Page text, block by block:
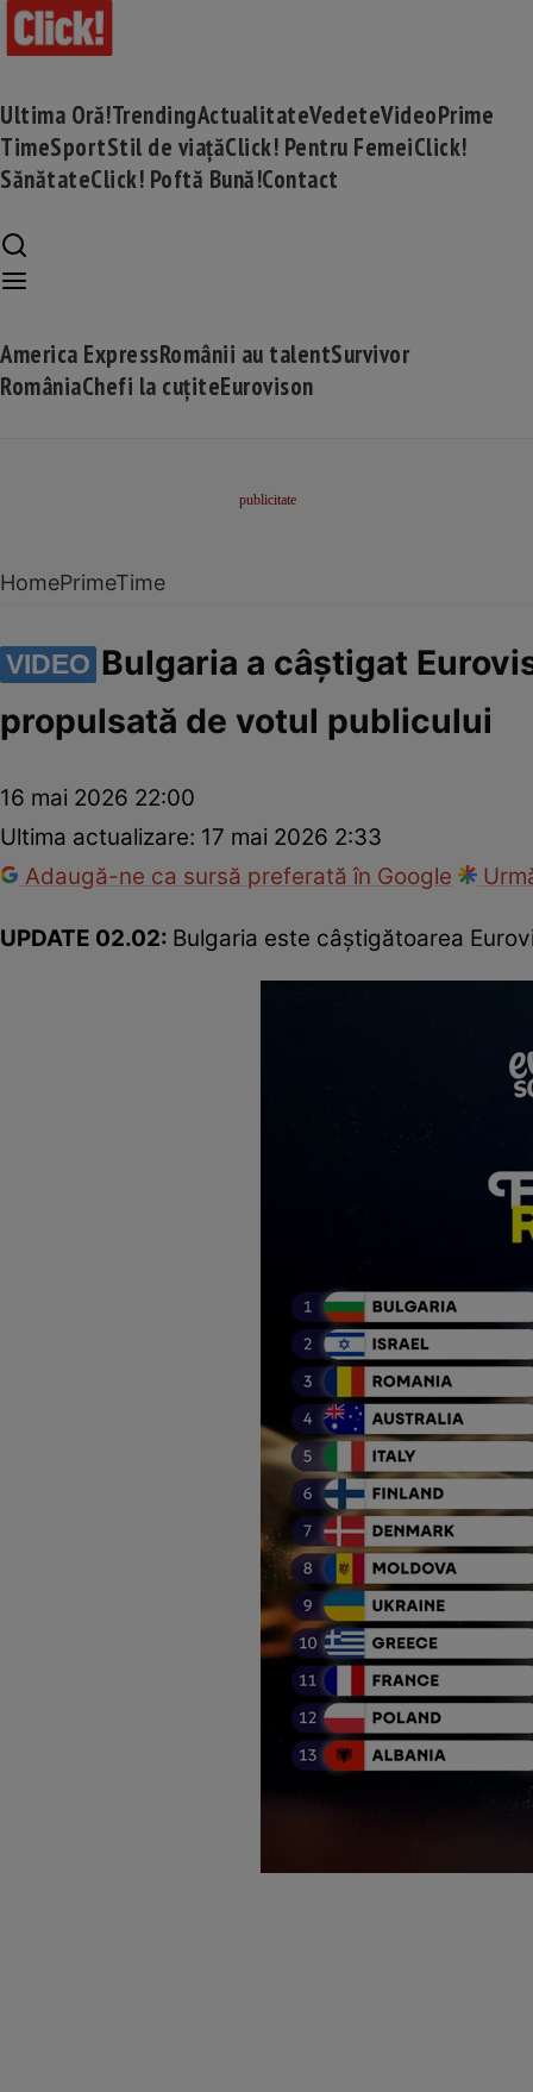
Ultima Oră!TrendingActualitateVedeteVideoPrime
TimeSportStil de viațăClick! Pentru FemeiClick!
SănătateClick! Poftă Bună!Contact
America ExpressRomânii au talentSurvivor
RomâniaChefi la cuțiteEurovison
HomePrimeTime
VIDEO Bulgaria a câștigat
propulsată de votul publicului
16 mai 2026 22:00
Ultima actualizare: 17 mai 2026 2:33
Adaugă-ne ca sursă preferată în Google
UPDATE 02.02: Bulgaria este câștigătoarea